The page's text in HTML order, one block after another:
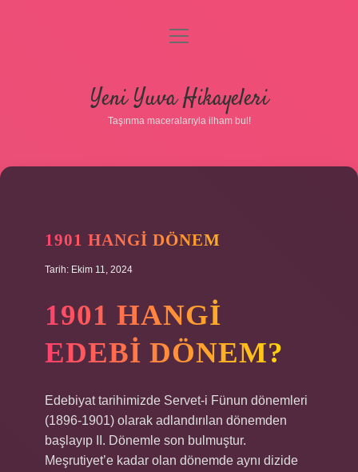
Gizlilik Politikası
Hakkımızda
menüyü
Yeni Yuva Hikayeleri
Taşınma maceralarıyla ilham bul!
1901 HANGI DÖNEM
Tarih: Ekim 11, 2024
1901 HANGI
EDEBI DÖNEM?
Edebiyat tarihimizde Servet-i Fünun dönemleri
(1896-1901) olarak adlandırılan dönemden
başlayıp II. Dönemle son bulmuştur.
Meşrutiyet’e kadar olan dönemde aynı dizide